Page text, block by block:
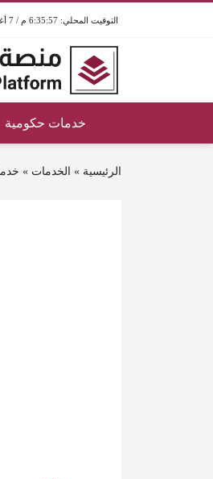
6:35:57 م / 7 أغسطس 2026
خدمات حكومية
الرئيسية » الخدمات »